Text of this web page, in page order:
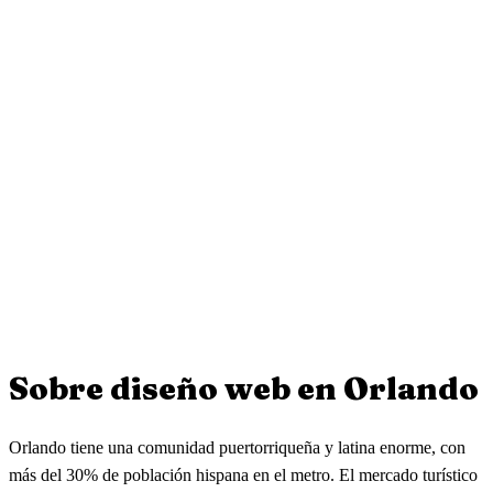
captar clientes de Google en Orlando.
Sobre diseño web en Orlando
Orlando tiene una comunidad puertorriqueña y latina enorme, con
más del 30% de población hispana en el metro. El mercado turístico